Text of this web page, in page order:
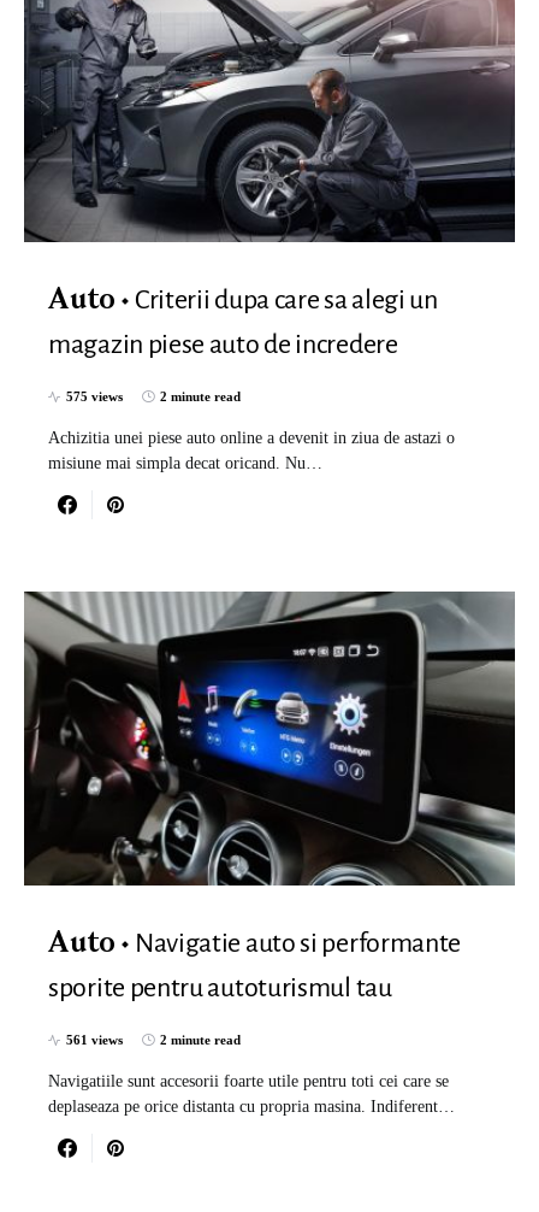
Auto
Criterii dupa care sa alegi un
magazin piese auto de incredere
575 views 2 minute read
Achizitia unei piese auto online a devenit in ziua de astazi o
misiune mai simpla decat oricand. Nu…
Auto
Navigatie auto si performante
sporite pentru autoturismul tau
561 views 2 minute read
Navigatiile sunt accesorii foarte utile pentru toti cei care se
deplaseaza pe orice distanta cu propria masina. Indiferent…